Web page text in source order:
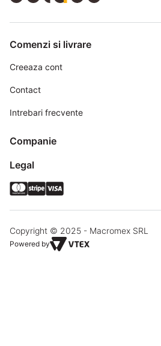
Comenzi si livrare
Creeaza cont
Contact
Intrebari frecvente
Companie
Legal
Copyright © 2025 - Macromex SRL
Powered by